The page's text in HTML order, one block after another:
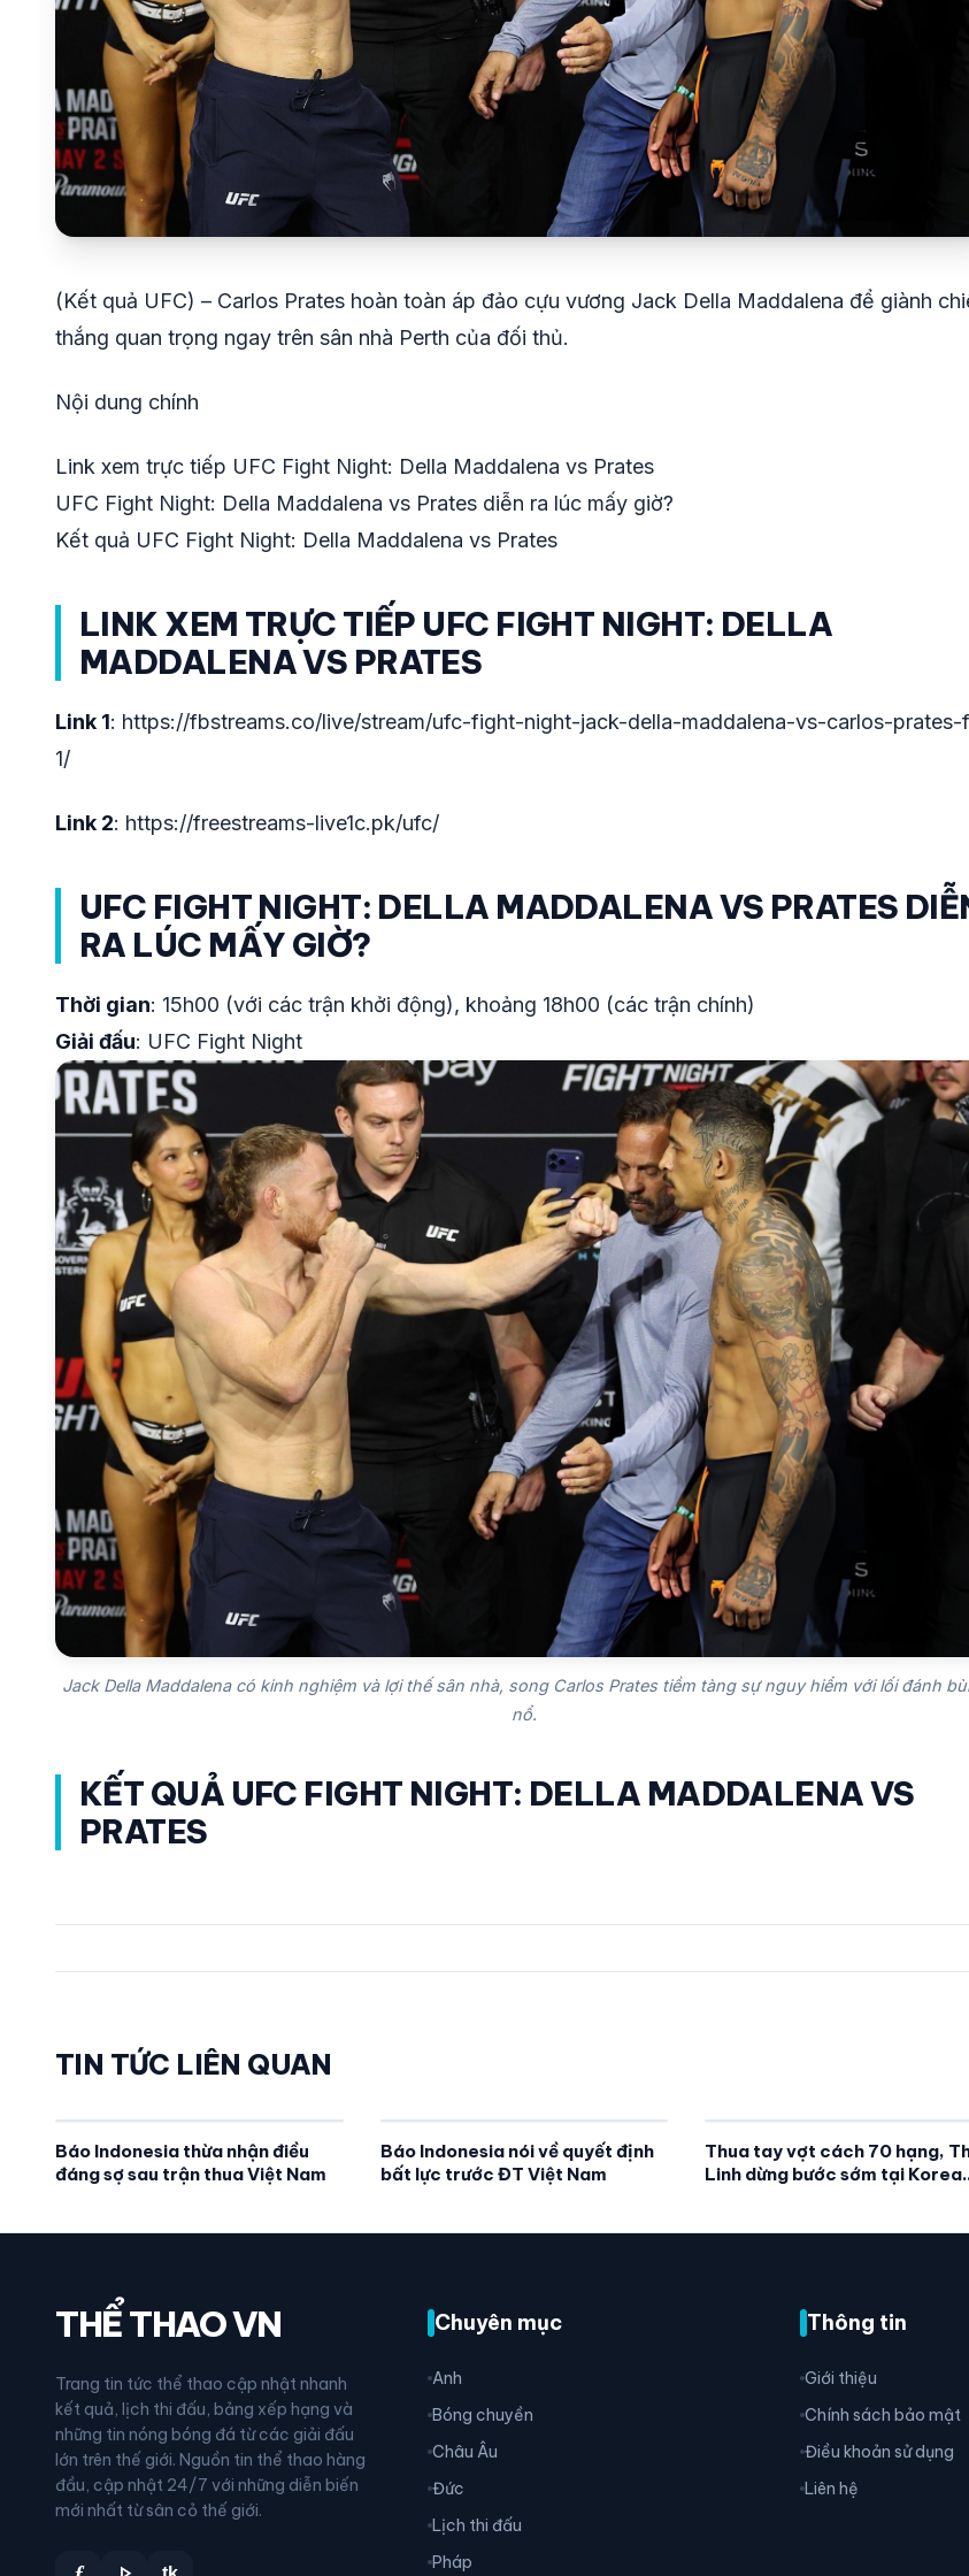
(Kết quả UFC) – Carlos Prates hoàn toàn áp đảo cựu vương Jack Della Maddalena để giành
thắng quan trọng ngay trên sân nhà Perth của đối thủ.
Nội dung chính
Link xem trực tiếp UFC Fight Night: Della Maddalena vs Prates
UFC Fight Night: Della Maddalena vs Prates diễn ra lúc mấy giờ?
Kết quả UFC Fight Night: Della Maddalena vs Prates
LINK XEM TRỰC TIẾP UFC FIGHT NIGHT: DELLA
MADDALENA VS PRATES
Link 1: https://fbstreams.co/live/stream/ufc-fight-night-jack-della-maddalena-vs-carlos-
1/
Link 2: https://freestreams-live1c.pk/ufc/
UFC FIGHT NIGHT: DELLA MADDALENA VS PRATES
RA LÚC MẤY GIỜ?
Thời gian: 15h00 (với các trận khởi động), khoảng 18h00 (các trận chính)
Giải đấu: UFC Fight Night
Jack Della Maddalena có kinh nghiệm và lợi thế sân nhà, song Carlos Prates tiềm tàng sự nguy hiểm với lối đánh
nổ.
KẾT QUẢ UFC FIGHT NIGHT: DELLA MADDALENA VS
PRATES
TIN TỨC LIÊN QUAN
Báo Indonesia thừa nhận điều
đáng sợ sau trận thua Việt Nam
Báo Indonesia nói về quyết định
bất lực trước ĐT Việt Nam
Thua tay vợt cách 70 hạng,
Linh dừng bước sớm tại Korea
THỂ THAO VN
Trang tin tức thể thao cập nhật nhanh
kết quả, lịch thi đấu, bảng xếp hạng và
những tin nóng bóng đá từ các giải đấu
lớn trên thế giới. Nguồn tin thể thao hàng
đầu, cập nhật 24/7 với những diễn biến
mới nhất từ sân cỏ thế giới.
Chuyên mục
Anh
Bóng chuyền
Châu Âu
Đức
Lịch thi đấu
Pháp
Thông tin
Giới thiệu
Chính sách bảo mật
Điều khoản sử dụng
Liên hệ